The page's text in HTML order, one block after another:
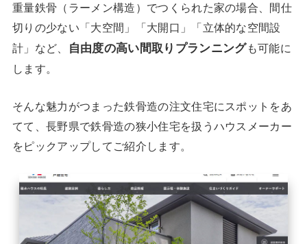
重量鉄骨（ラーメン構造）でつくられた家の場合、間仕
切りの少ない「大空間」「大開口」「立体的な空間設
計」など、
自由度の高い間取りプランニングも可能に
します。
そんな魅力がつまった鉄骨造の注文住宅にスポットをあ
てて、長野県で鉄骨造の狭小住宅を扱うハウスメーカー
をピックアップしてご紹介します。